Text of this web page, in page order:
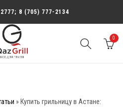
8 (705) 777-2134
0
» Купить грильницу в Астане: